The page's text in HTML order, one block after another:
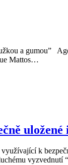
a gumou”
Mattos…
k
vyzvednutí